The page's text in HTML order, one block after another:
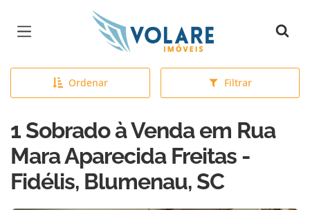
Página inicial
Ordenar Filtrar
1 Sobrado à Venda em Rua
Mara Aparecida Freitas -
Fidélis, Blumenau, SC